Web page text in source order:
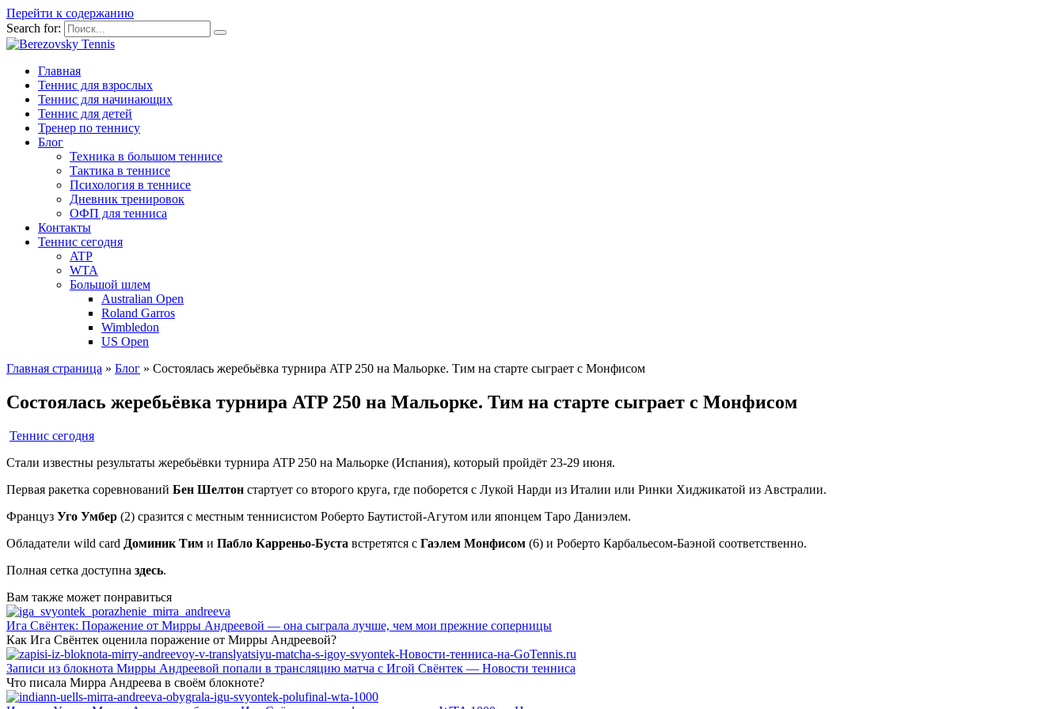
Перейти к содержанию
Search for:
Главная
Теннис для взрослых
Теннис для начинающих
Теннис для детей
Тренер по теннису
Блог
Техника в большом теннисе
Тактика в теннисе
Психология в теннисе
Дневник тренировок
ОФП для тенниса
Контакты
Теннис сегодня
ATP
WTA
Большой шлем
Australian Open
Roland Garros
Wimbledon
US Open
Главная страница » Блог » Состоялась жеребьёвка турнира ATP 250 на Мальорке. Тим на старте сыграет с Монфисом
Состоялась жеребьёвка турнира ATP 250 на Мальорке. Тим на старте сыграет с Монфисом
Теннис сегодня
Стали известны результаты жеребьёвки турнира ATP 250 на Мальорке (Испания), который пройдёт 23-29 июня.
Первая ракетка соревнований Бен Шелтон стартует со второго круга, где поборется с Лукой Нарди из Италии или Ринки Хиджикатой из Австралии.
Француз Уго Умбер (2) сразится с местным теннисистом Роберто Баутистой-Агутом или японцем Таро Даниэлем.
Обладатели wild card Доминик Тим и Пабло Карреньо-Буста встретятся с Гаэлем Монфисом (6) и Роберто Карбальесом-Баэной соответственно.
Полная сетка доступна здесь.
Вам также может понравиться
Ига Свёнтек: Поражение от Мирры Андреевой — она сыграла лучше, чем мои прежние соперницы
Как Ига Свёнтек оценила поражение от Мирры Андреевой?
Записи из блокнота Мирры Андреевой попали в трансляцию матча с Игой Свёнтек — Новости тенниса
Что писала Мирра Андреева в своём блокноте?